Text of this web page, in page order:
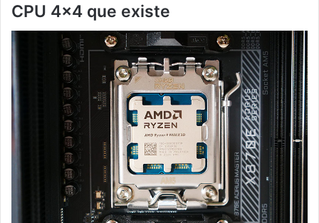
CPU 4×4 que existe